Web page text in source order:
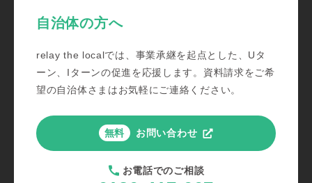
自治体の方へ
relay the localでは、事業承継を起点とした、Uタ
ーン、Iターンの促進を応援します。資料請求をご希
望の自治体さまはお気軽にご連絡ください。
無料 お問い合わせ
お電話でのご相談